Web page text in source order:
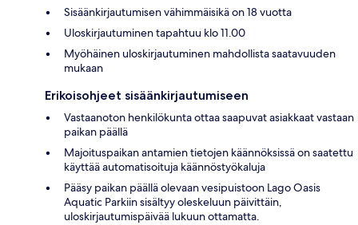
Sisäänkirjautumisen vähimmäisikä on 18 vuotta
Uloskirjautuminen tapahtuu klo 11.00
Myöhäinen uloskirjautuminen mahdollista saatavuuden
mukaan
Erikoisohjeet sisäänkirjautumiseen
Vastaanoton henkilökunta ottaa saapuvat asiakkaat vastaan
paikan päällä
Majoituspaikan antamien tietojen käännöksissä on saatettu
käyttää automatisoituja käännöstyökaluja
Pääsy paikan päällä olevaan vesipuistoon Lago Oasis
Aquatic Parkiin sisältyy oleskeluun päivittäin,
uloskirjautumispäivää lukuun ottamatta.